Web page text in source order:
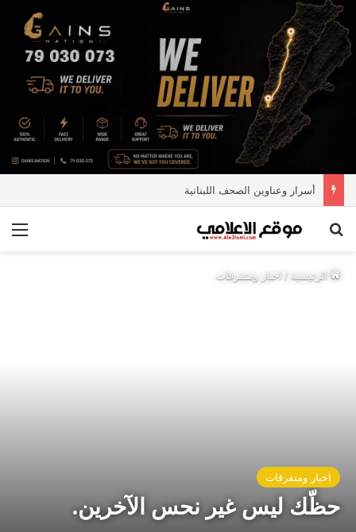
أسرار وعناوين الصحف اللبنانية
بحث عن
الرئيسية/ اخبار ومتفرقات
اخبار ومتفرقات
حظّك ليس غير نحس الآخرين.